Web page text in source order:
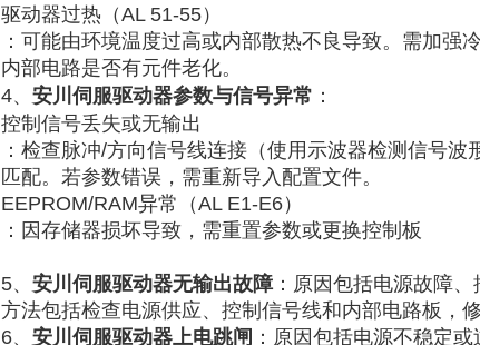
驱动器过热（AL 51-55）
：可能由环境温度过高或内部散热不良导致。需加强
内部电路是否有元件老化。
4、‌ 安川伺服驱动器参数与信号异常 ：
控制信号丢失或无输出
：检查脉冲/方向信号线连接（使用示波器检测信号
匹配。若参数错误，需重新导入配置文件。
EEPROM/RAM异常（AL E1-E6）
：因存储器损坏导致，需重置参数或更换控制板
5、 安川伺服驱动器无输出故障：原因包括电源故障
方法包括检查电源供应、控制信号线和内部电路板，
6、 安川伺服驱动器上电跳闸 ：原因包括电源不稳定